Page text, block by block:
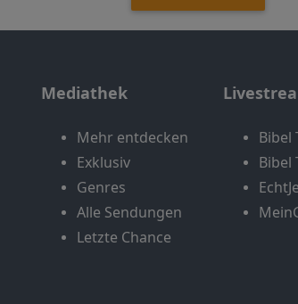
Mediathek
Mehr entdecken
Exklusiv
Genres
Alle Sendungen
Letzte Chance
Bibel
Bibel